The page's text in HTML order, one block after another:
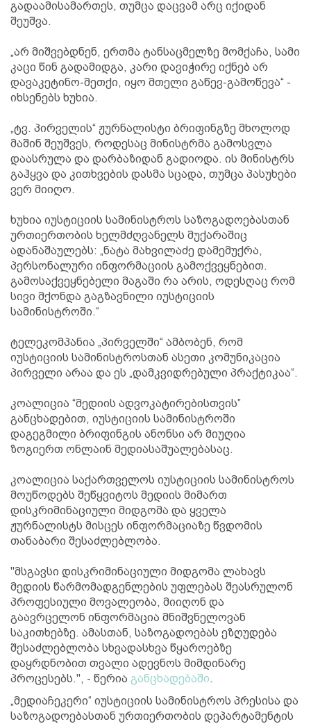
გადაამისამართეს, თუმცა დაცვამ არც იქიდან
შეუშვა.
„არ მიშვებდნენ, ერთმა ტანსაცმელზე მომქაჩა, სამი
კაცი წინ გადამიდგა, კარი დავიჭირე იქნებ არ
დავაკეტინო-მეთქი, იყო მთელი გაწევ-გამოწევა“ -
იხსენებს ხუხია.
„ტვ. პირველის“ ჟურნალისტი ბრიფინგზე მხოლოდ
მაშინ შეუშვეს, როდესაც მინისტრმა გამოსვლა
დაასრულა და დარბაზიდან გადიოდა. ის მინისტრს
გაჰყვა და კითხვების დასმა სცადა, თუმცა პასუხები
ვერ მიიღო.
ხუხია იუსტიციის სამინისტროს საზოგადოებასთან
ურთიერთობის ხელმძღვანელს მუქარაშიც
ადანაშაულებს: „ნატა მახვილაძე დამემუქრა,
პერსონალური ინფორმაციის გამოქვეყნებით.
გამოსაქვეყნებელი მაგაში რა არის, ოდესღაც რომ
სივი მქონდა გაგზავნილი იუსტიციის
სამინისტროში.“
ტელეკომპანია „პირველში“ ამბობენ, რომ
იუსტიციის სამინისტროსთან ასეთი კომუნიკაცია
პირველი არაა და ეს „დამკვიდრებული პრაქტიკაა“.
კოალიცია “მედიის ადვოკატირებისთვის”
განცხადებით, იუსტიციის სამინისტროში
დაგეგმილი ბრიფინგის ანონსი არ მიუღია
ზოგიერთ ონლაინ მედიასაშუალებასაც.
კოალიცია საქართველოს იუსტიციის სამინისტროს
მოუწოდებს შეწყვიტოს მედიის მიმართ
დისკრიმინაციული მიდგომა და ყველა
ჟურნალისტს მისცეს ინფორმაციაზე წვდომის
თანაბარი შესაძლებლობა.
"მსგავსი დისკრიმინაციული მიდგომა ლახავს
მედიის წარმომადგენლების უფლებას შეასრულონ
პროფესიული მოვალეობა, მიიღონ და
გაავრცელონ ინფორმაცია მნიშვნელოვან
საკითხებზე. ამასთან, საზოგადოებას ეზღუდება
შესაძლებლობა სხვადასხვა წყაროებზე
დაყრდნობით თვალი ადევნოს მიმდინარე
პროცესებს.", - წერია განცხადებაში.
„მედიაჩეკერი“ იუსტიციის სამინისტროს პრესისა და
საზოგადოებასთან ურთიერთობის დეპარტამენტის